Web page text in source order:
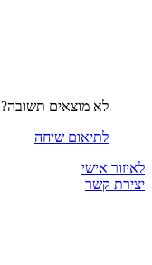
לא מוצאים תשובה?
לתיאום שיחה
לאיזור אישי
יצירת קשר